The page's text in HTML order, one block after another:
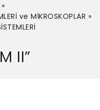
»
ve MİKROSKOPLAR »
II”